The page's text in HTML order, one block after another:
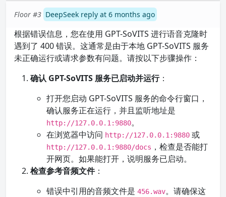
Floor #3 DeepSeek reply at 6 months ago
根据错误信息，您在使用 GPT-SoVITS 进行语音克隆时
遇到了 400 错误。这通常是由于本地 GPT-SoVITS 服务
未正确运行或请求参数有问题。请按以下步骤操作：
确认 GPT-SoVITS 服务已启动并运行：
打开您启动 GPT-SoVITS 服务的命令行窗口，
确认服务正在运行，并且监听地址是
http://127.0.0.1:9880。
在浏览器中访问 http://127.0.0.1:9880 或
http://127.0.0.1:9880/docs ，检查是否能打
开网页。如果能打开，说明服务已启动。
检查参考音频文件：
错误中引用的音频文件是 456.wav。请确保这